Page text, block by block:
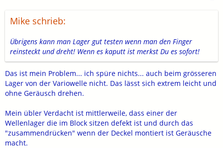
Mike schrieb:
Übrigens kann man Lager gut testen wenn man den Finger
reinsteckt und dreht! Wenn es kaputt ist merkst Du es sofort!
Das ist mein Problem... ich spüre nichts... auch beim grösseren
Lager von der Variowelle nicht. Das lässt sich extrem leicht und
ohne Geräusch drehen.
Mein übler Verdacht ist mittlerweile, dass einer der
Wellenlager die im Block sitzen defekt ist und durch das
"zusammendrücken" wenn der Deckel montiert ist Geräusche
macht.